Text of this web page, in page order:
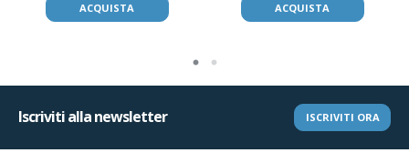
ACQUISTA ACQUISTA
Iscriviti alla newsletter ISCRIVITI ORA